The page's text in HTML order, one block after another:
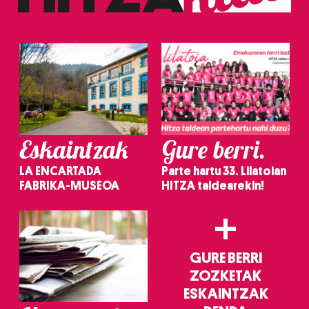
Eskaintzak
LA ENCARTADA
FABRIKA-MUSEOA
Gure berri.
Parte hartu 33. Lilatoian
HITZA taldearekin!
+
GURE BERRI
ZOZKETAK
ESKAINTZAK